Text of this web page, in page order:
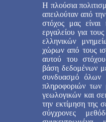
Η πλούσια
απειλούταν από
στόχος μας
εργαλείου για
ελληνικών
χώρων από τους
αυτού του
βάση δεδομένων
συνδυασμό όλων
πληροφοριών των
γεωλογικών και
την εκτίμηση της
σύγχρονες